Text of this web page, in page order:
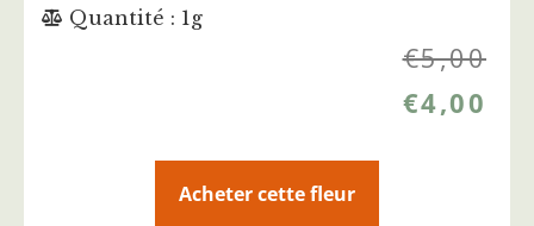
Quantité : 1g
€5,00
€4,00
Acheter cette fleur